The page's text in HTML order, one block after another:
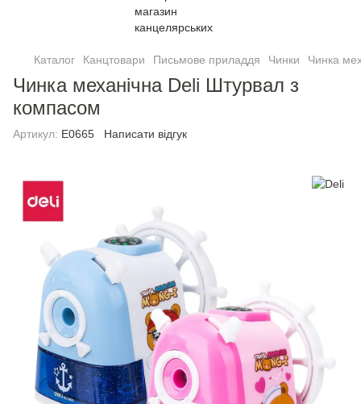
Каталог Канцтовари Письмове приладдя Чинки Чинка
Чинка механічна Deli Штурвал з
компасом
Артикул: E0665 Написати відгук